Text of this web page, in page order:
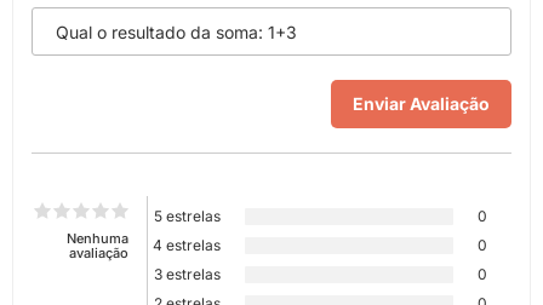
Nenhuma
avaliação
5 estrelas
0
4 estrelas
0
3 estrelas
0